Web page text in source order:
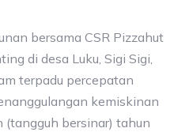
bersama CSR Pizzahut
di desa Luku, Sigi Sigi,
terpadu percepatan
kemiskinan
(tangguh bersinar) tahun